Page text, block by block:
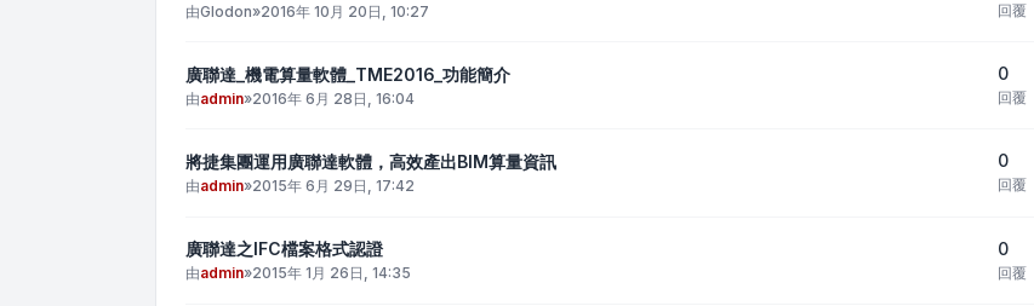
由Glodon»2016年 10月 20日, 10:27 回覆
廣聯達_機電算量軟體_TME2016_功能簡介
由admin»2016年 6月 28日, 16:04
0
回覆
將捷集團運用廣聯達軟體，高效產出BIM算量資訊
由admin»2015年 6月 29日, 17:42
0
回覆
廣聯達之IFC檔案格式認證
由admin»2015年 1月 26日, 14:35
0
回覆